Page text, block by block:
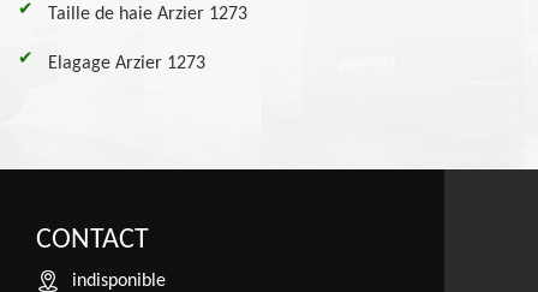
Taille de haie Arzier 1273
Elagage Arzier 1273
CONTACT
indisponible